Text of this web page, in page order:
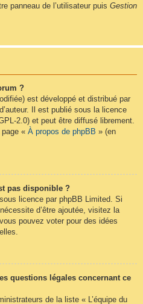
panneau de l’utilisateur puis Gestion
?
est développé et distribué par
Il est publié sous la licence
2.0) et peut être diffusé librement.
« À propos de phpBB » (en
pas disponible ?
licence par phpBB Limited. Si
d’être ajoutée, visitez la
pouvez voter pour des idées
questions légales concernant ce
de la liste « L’équipe du